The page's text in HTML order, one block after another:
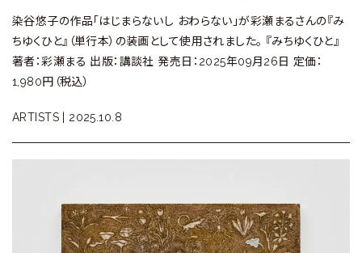
染谷悠子の作品「はじまらないし おわらない」が彩瀬まるさんの『み
ちゆくひと』（単行本）の装画として使用されました。 『みちゆくひと』
著者：彩瀬まる 出版：講談社 発売日：2025年09月26日 定価：
1,980円（税込）
ARTISTS | 2025.10.8